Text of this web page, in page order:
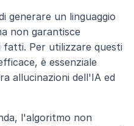
generare un linguaggio
non garantisce
fatti. Per utilizzare questi
è essenziale
allucinazioni dell'IA ed
l'algoritmo non